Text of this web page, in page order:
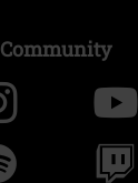
Community